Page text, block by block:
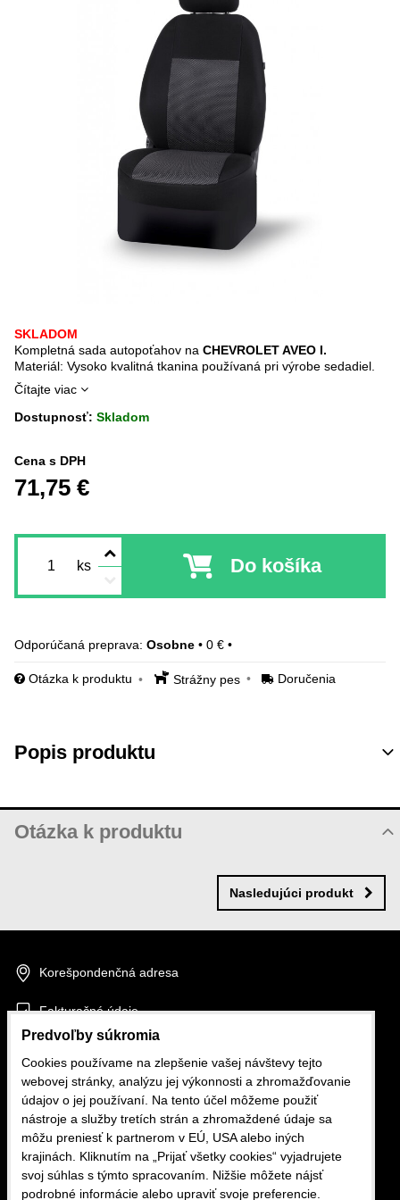
SKLADOM
Kompletná sada autopoťahov na CHEVROLET AVEO I.
Materiál: Vysoko kvalitná tkanina používaná pri výrobe sedadiel.
Čítajte viac
Dostupnosť: Skladom
Cena s DPH
71,75 €
ks Do košíka
Osobne • 0 € •
Otázka k produktu Strážny pes Doručenia
Popis produktu
Otázka k produktu
VAŠA OTÁZKA K PRODUKTU
Odoslať
Nasledujúci produkt
Korešpondenčná adresa
Fakturačné údaje
Autopotahy FB
cartex@cartex.sk
Predvoľby súkromia
Cookies používame na zlepšenie vašej návštevy tejto
webovej stránky, analýzu jej výkonnosti a zhromažďovanie
údajov o jej používaní. Na tento účel môžeme použiť
nástroje a služby tretích strán a zhromaždené údaje sa
môžu preniesť k partnerom v EÚ, USA alebo iných
krajinách. Kliknutím na „Prijať všetky cookies“ vyjadrujete
svoj súhlas s týmto spracovaním. Nižšie môžete nájsť
podrobné informácie alebo upraviť svoje preferencie.